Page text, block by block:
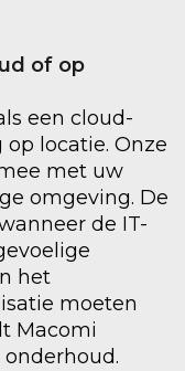
of op
een cloud-
locatie. Onze
met uw
omgeving. De
de IT-
het
moeten
Macomi